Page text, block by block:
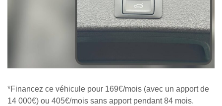
*Financez ce véhicule pour 169€/mois (avec un apport de
14 000€) ou 405€/mois sans apport pendant 84 mois.